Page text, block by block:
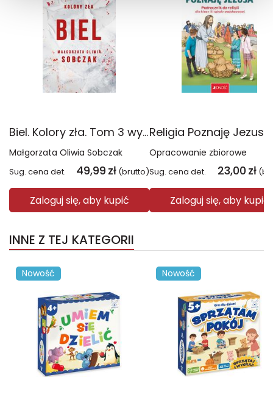
Biel. Kolory zła. Tom 3 wyd. 2025
Małgorzata Oliwia Sobczak
Sug. cena det. 49,99 zł (brutto)
Zaloguj się, aby kupić
Opracowanie zbiorowe
Sug. cena det. 23,00 zł
Zaloguj się, aby kupić
INNE Z TEJ KATEGORII
Nowość Nowość